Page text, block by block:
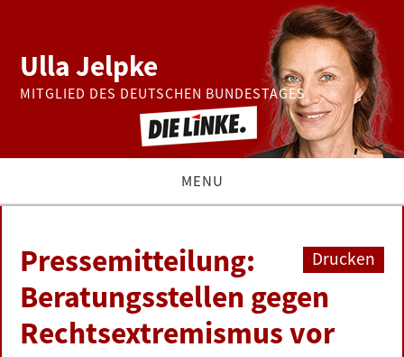
Ulla Jelpke
MITGLIED DES DEUTSCHEN BUNDESTAGES
MENU
BUNDESTAG
PRESSE
Drucken
Pressemitteilung:
Beratungsstellen gegen
Rechtsextremismus vor